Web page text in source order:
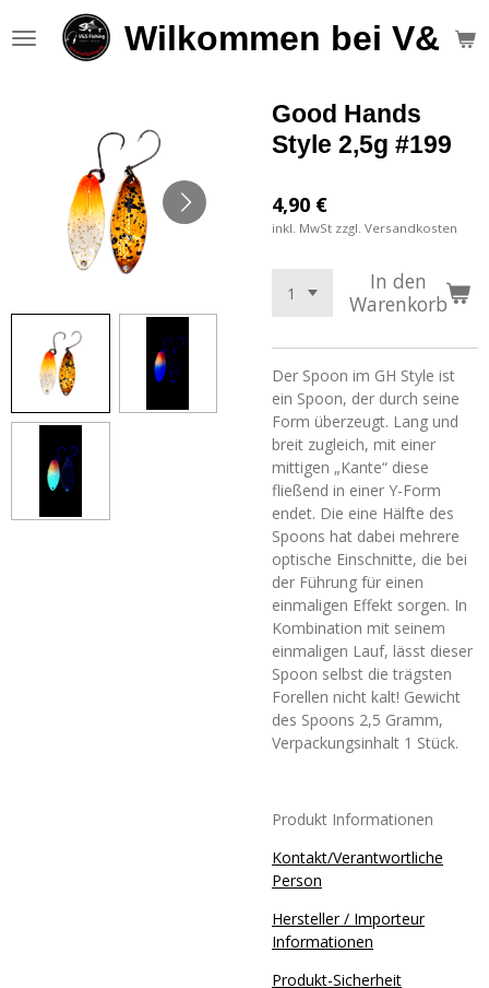
Hauptinhalt
Wilkommen bei V&S
Good Hands
Style 2,5g #199
4,90 €
inkl. MwSt zzgl. Versandkosten
In den
Warenkorb
Der Spoon im GH Style ist
ein Spoon, der durch seine
Form überzeugt. Lang und
breit zugleich, mit einer
mittigen „Kante“ diese
fließend in einer Y-Form
endet. Die eine Hälfte des
Spoons hat dabei mehrere
optische Einschnitte, die bei
der Führung für einen
einmaligen Effekt sorgen. In
Kombination mit seinem
einmaligen Lauf, lässt dieser
Spoon selbst die trägsten
Forellen nicht kalt! Gewicht
des Spoons 2,5 Gramm,
Verpackungsinhalt 1 Stück.
Produkt Informationen
Kontakt/Verantwortliche
Person
Hersteller / Importeur
Informationen
Produkt-Sicherheit